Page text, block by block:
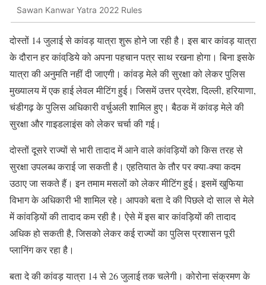
Sawan Kanwar Yatra 2022 Rules
दोस्तों 14 जुलाई से कांवड़ यात्रा शुरू होने जा रही है। इस बार कांवड़ यात्रा
के दौरान हर कांवडि़ये को अपना पहचान पत्र साथ रखना होगा। बिना इसके
यात्रा की अनुमति नहीं दी जाएगी। कांवड़ मेले की सुरक्षा को लेकर पुलिस
मुख्यालय में एक हाई लेवल मीटिंग हुई। जिसमें उत्तर प्रदेश, दिल्ली, हरियाणा,
चंडीगढ़ के पुलिस अधिकारी वर्चुअली शामिल हुए। बैठक में कांवड़ मेले की
सुरक्षा और गाइडलाइंस को लेकर चर्चा की गई।
दोस्तों दूसरे राज्यों से भारी तादाद में आने वाले कांवड़ियों को किस तरह से
सुरक्षा उपलब्ध कराई जा सकती है। एहतियात के तौर पर क्या-क्या कदम
उठाए जा सकते हैं। इन तमाम मसलों को लेकर मीटिंग हुई। इसमें खुफिया
विभाग के अधिकारी भी शामिल रहे। आपको बता दे की पिछले दो साल से मेले
में कांवड़ियों की तादाद कम रही है। ऐसे में इस बार कांवड़ियों की तादाद
अधिक हो सकती है, जिसको लेकर कई राज्यों का पुलिस प्रशासन पूरी
प्लानिंग कर रहा है।
बता दे की कांवड़ यात्रा 14 से 26 जुलाई तक चलेगी। कोरोना संक्रमण के